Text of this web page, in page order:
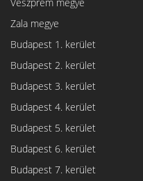
Veszprém megye
Zala megye
Budapest 1. kerület
Budapest 2. kerület
Budapest 3. kerület
Budapest 4. kerület
Budapest 5. kerület
Budapest 6. kerület
Budapest 7. kerület